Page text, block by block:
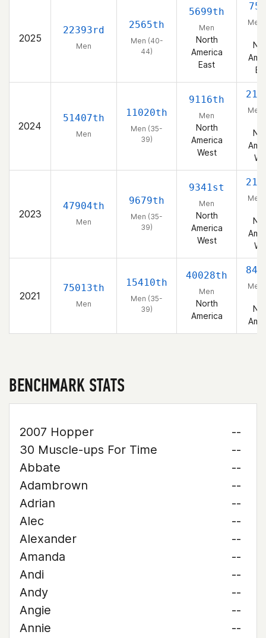
2025
22393rd
Men
2565th
Men (40-
44)
5699th
Men
North
America
East
Men
2024
51407th
Men
11020th
Men (35-
39)
9116th
Men
North
America
West
Men
2023
47904th
Men
9679th
Men (35-
39)
9341st
Men
North
America
West
Men
2021
75013th
Men
15410th
Men (35-
39)
40028th
Men
North
America
Men
BENCHMARK STATS
2007 Hopper
--
30 Muscle-ups For Time
--
Abbate
--
Adambrown
--
Adrian
--
Alec
--
Alexander
--
Amanda
--
Andi
--
Andy
--
Angie
--
Annie
--